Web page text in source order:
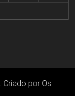
. Criado por Os